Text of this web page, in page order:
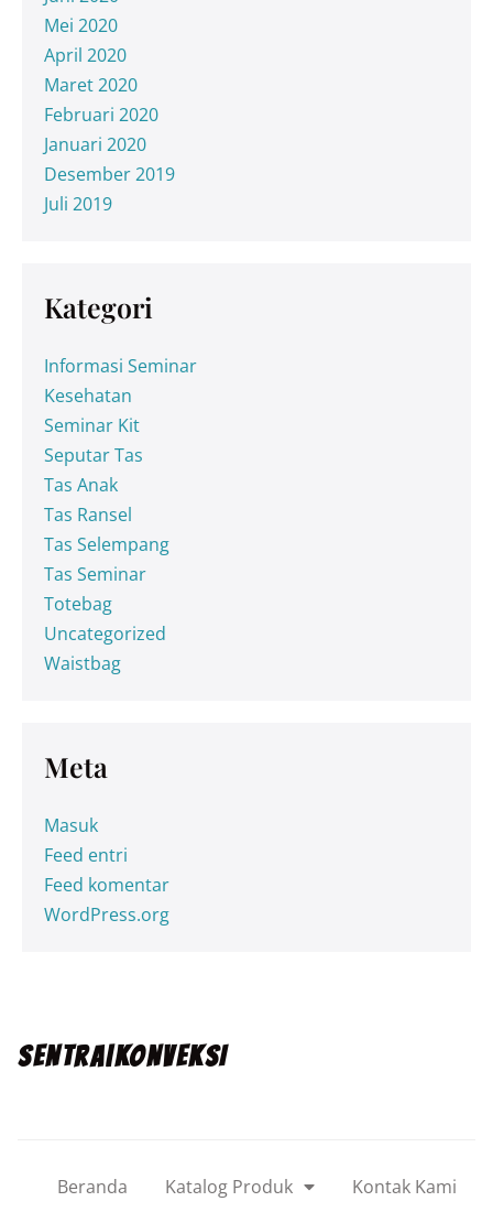
Mei 2020
April 2020
Maret 2020
Februari 2020
Januari 2020
Desember 2019
Juli 2019
Kategori
Informasi Seminar
Kesehatan
Seminar Kit
Seputar Tas
Tas Anak
Tas Ransel
Tas Selempang
Tas Seminar
Totebag
Uncategorized
Waistbag
Meta
Masuk
Feed entri
Feed komentar
WordPress.org
SENTRA|KONVEKSI
Beranda Katalog Produk Kontak Kami